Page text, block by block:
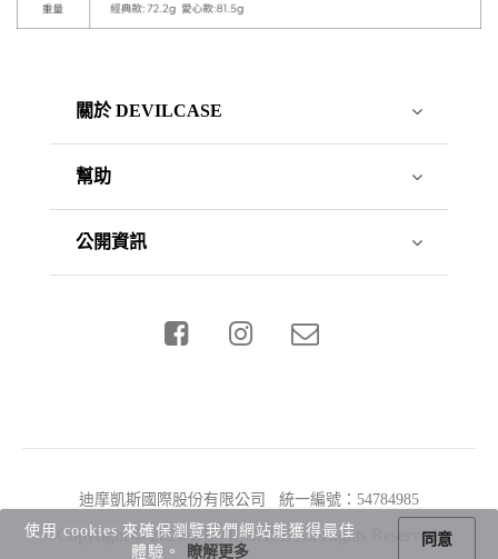
關於 DEVILCASE
幫助
公開資訊
迪摩凱斯國際股份有限公司 統一編號：54784985
Copyright © 2026 DEVILCASE All Rights Reserved.
使用 cookies 來確保瀏覽我們網站能獲得最佳
體驗。
瞭解更多
同意